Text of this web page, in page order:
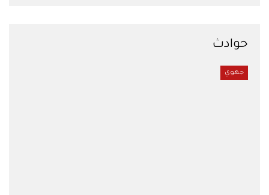
حوادث
جهوي